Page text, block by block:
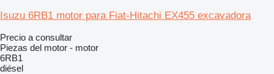
Isuzu 6RB1 motor para Fiat-Hitachi EX455 excavadora
Precio a consultar
Piezas del motor - motor
6RB1
diésel